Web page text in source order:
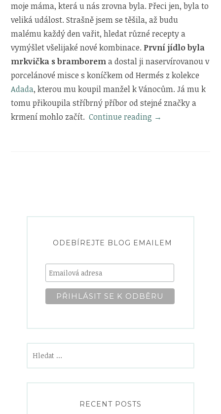
moje máma, která u nás zrovna byla. Přeci jen, byla to
veliká událost. Strašně jsem se těšila, až budu
malému každý den vařit, hledat různé recepty a
vymýšlet všelijaké nové kombinace. První jídlo byla
mrkvička s bramborema dostal ji naservírovanou v
porcelánové misce s koníčkem od Hermés z kolekce
Adada, kterou mu koupil manžel k Vánocům. Já mu k
tomu přikoupila stříbrný příbor od stejné značky a
krmení mohlo začít.Continue reading „Začátky
→
ODEBÍREJTE BLOG EMAILEM
RECENT POSTS